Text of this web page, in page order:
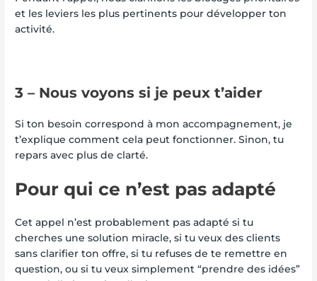
et les leviers les plus pertinents pour développer ton
activité.
3 – Nous voyons si je peux t’aider
Si ton besoin correspond à mon accompagnement, je
t’explique comment cela peut fonctionner. Sinon, tu
repars avec plus de clarté.
Pour qui ce n’est pas adapté
Cet appel n’est probablement pas adapté si tu
cherches une solution miracle, si tu veux des clients
sans clarifier ton offre, si tu refuses de te remettre en
question, ou si tu veux simplement “prendre des idées”